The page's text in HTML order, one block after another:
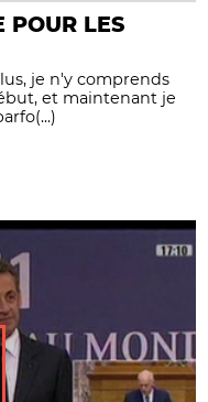
POUR LES
je n'y comprends
et maintenant je